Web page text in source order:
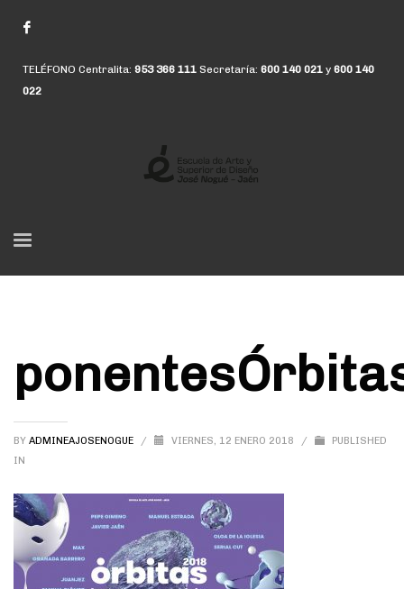
TELÉFONO Centralita: 953 366 111 Secretaría: 600 140 021 y 600 140
022
BY ADMINEAJOSENOGUE / VIERNES, 12 ENERO 2018 /
PUBLISHED
IN